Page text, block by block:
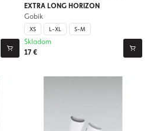
EXTRA LONG HORIZON
Gobik
XS L-XL S-M
17 €
Skladom